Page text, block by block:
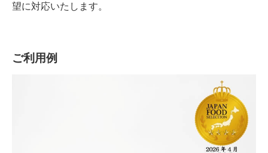
望に対応いたします。
ご利用例